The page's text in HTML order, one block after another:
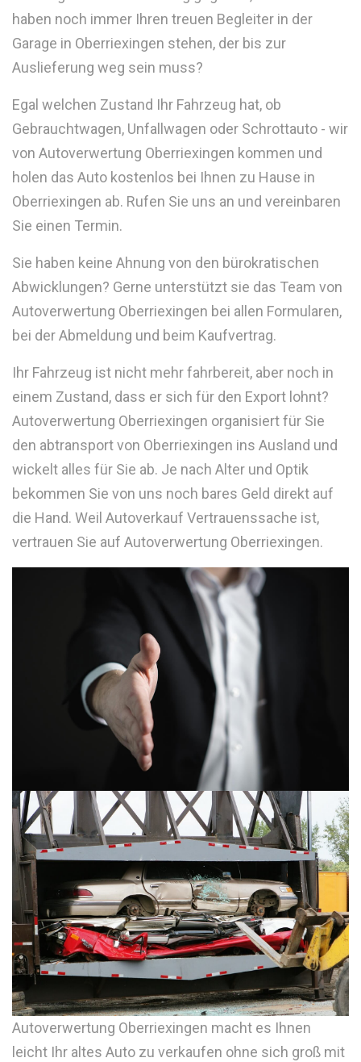
haben noch immer Ihren treuen Begleiter in der
Garage in Oberriexingen stehen, der bis zur
Auslieferung weg sein muss?
Egal welchen Zustand Ihr Fahrzeug hat, ob
Gebrauchtwagen, Unfallwagen oder Schrottauto - wir
von Autoverwertung Oberriexingen kommen und
holen das Auto kostenlos bei Ihnen zu Hause in
Oberriexingen ab. Rufen Sie uns an und vereinbaren
Sie einen Termin.
Sie haben keine Ahnung von den bürokratischen
Abwicklungen? Gerne unterstützt sie das Team von
Autoverwertung Oberriexingen bei allen Formularen,
bei der Abmeldung und beim Kaufvertrag.
Ihr Fahrzeug ist nicht mehr fahrbereit, aber noch in
einem Zustand, dass er sich für den Export lohnt?
Autoverwertung Oberriexingen organisiert für Sie
den abtransport von Oberriexingen ins Ausland und
wickelt alles für Sie ab. Je nach Alter und Optik
bekommen Sie von uns noch bares Geld direkt auf
die Hand. Weil Autoverkauf Vertrauenssache ist,
vertrauen Sie auf Autoverwertung Oberriexingen.
Autoverwertung Oberriexingen macht es Ihnen
leicht Ihr altes Auto zu verkaufen ohne sich groß mit